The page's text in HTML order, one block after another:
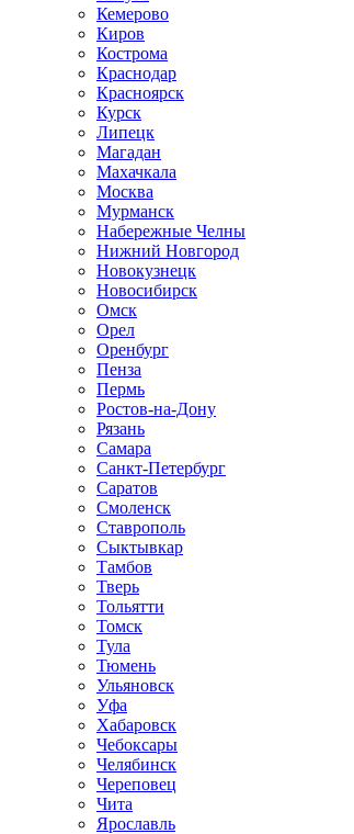
Кемерово
Киров
Кострома
Краснодар
Красноярск
Курск
Липецк
Магадан
Махачкала
Москва
Мурманск
Набережные Челны
Нижний Новгород
Новокузнецк
Новосибирск
Омск
Орел
Оренбург
Пенза
Пермь
Ростов-на-Дону
Рязань
Самара
Санкт-Петербург
Саратов
Смоленск
Ставрополь
Сыктывкар
Тамбов
Тверь
Тольятти
Томск
Тула
Тюмень
Ульяновск
Уфа
Хабаровск
Чебоксары
Челябинск
Череповец
Чита
Ярославль